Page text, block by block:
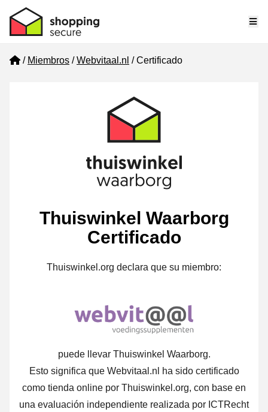
Home
Miembros Webvitaal.nl Certificado
Thuiswinkel Waarborg
Certificado
Thuiswinkel.org declara que su miembro:
puede llevar Thuiswinkel Waarborg.
Esto significa que Webvitaal.nl ha sido certificado
como tienda online por Thuiswinkel.org, con base en
una evaluación independiente realizada por ICTRecht